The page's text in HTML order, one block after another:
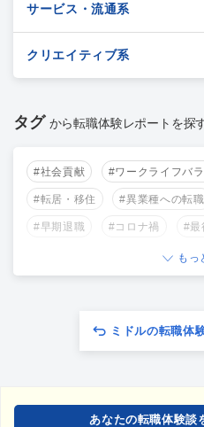
サービス・流通系
クリエイティブ系
タグ から転職体験レポートを探
#社会貢献 #ワークライフバ
#転居・移住 #異業種への転職
#早期退職 #コロナ禍 #最
もっ
ミドルの転職体
あなたの転職体験談